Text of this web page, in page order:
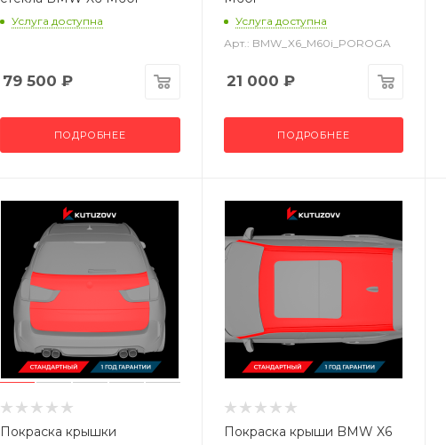
Услуга доступна
79 500 ₽
ПОДРОБНЕЕ
Услуга доступна
Арт.: BMW_X6_M60i_POROGA
21 000 ₽
ПОДРОБНЕЕ
Покраска крышки
Покраска крыши BMW X6